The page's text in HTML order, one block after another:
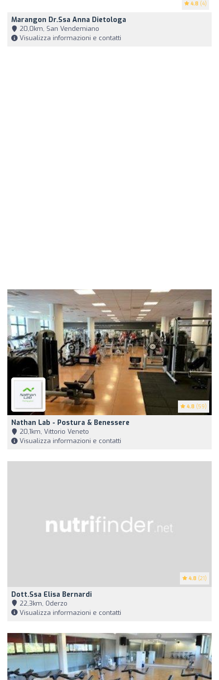
4.8 (4)
Marangon Dr.ssa Anna Dietologa
20,0km, San Vendemiano
Visualizza informazioni e contatti
4.8 (59)
Nathan Lab - Postura & Benessere
20,1km, Vittorio Veneto
Visualizza informazioni e contatti
4.8 (21)
Dott.ssa Elisa Bernardi
22,3km, Oderzo
Visualizza informazioni e contatti